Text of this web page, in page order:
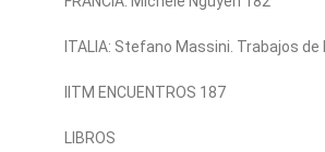
ITALIA: Stefano Massini. Trabajos
IITM ENCUENTROS 187
LIBROS